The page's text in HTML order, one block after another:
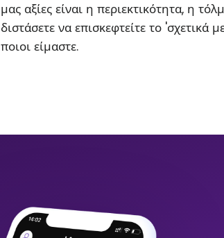
μας αξίες είναι η περιεκτικότητα, η
διστάσετε να επισκεφτείτε το 'σχετικά
ποιοι είμαστε.